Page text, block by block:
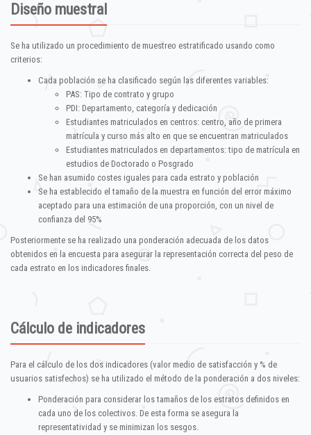
Diseño muestral
Se ha utilizado un procedimiento de muestreo estratificado usando como
criterios:
Cada población se ha clasificado según las diferentes variables:
PAS: Tipo de contrato y grupo
PDI: Departamento, categoría y dedicación
Estudiantes matriculados en centros: centro, año de primera
matrícula y curso más alto en que se encuentran matriculados
Estudiantes matriculados en departamentos: tipo de matrícula en
estudios de Doctorado o Posgrado
Se han asumido costes iguales para cada estrato y población
Se ha establecido el tamaño de la muestra en función del error máximo
aceptado para una estimación de una proporción, con un nivel de
confianza del 95%
Posteriormente se ha realizado una ponderación adecuada de los datos
obtenidos en la encuesta para asegurar la representación correcta del peso de
cada estrato en los indicadores finales.
Cálculo de indicadores
Para el cálculo de los dos indicadores (valor medio de satisfacción y % de
usuarios satisfechos) se ha utilizado el método de la ponderación a dos niveles:
Ponderación para considerar los tamaños de los estratos definidos en
cada uno de los colectivos. De esta forma se asegura la
representatividad y se minimizan los sesgos.